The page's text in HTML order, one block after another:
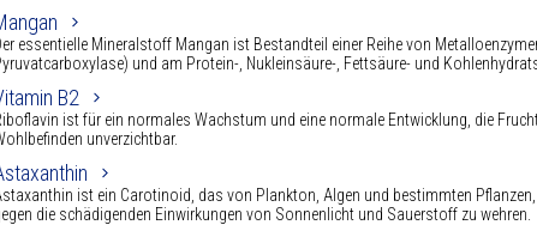
essentielle Mineralstoff Mangan ist Bestandteil einer Reihe von
und am Protein-, Nukleinsäure-, Fettsäure- und
B2
ist für ein normales Wachstum und eine normale Entwicklung, die
unverzichtbar.
ist ein Carotinoid, das von Plankton, Algen und bestimmten
die schädigenden Einwirkungen von Sonnenlicht und Sauerstoff zu wehren.